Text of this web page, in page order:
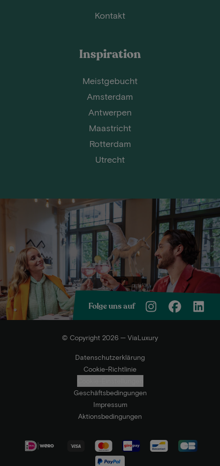
Kontakt
Inspiration
Meistgebucht
Amsterdam
Antwerpen
Maastricht
Rotterdam
Utrecht
Folge uns auf
© Copyright 2026 — ViaLuxury
Datenschutzerklärung
Cookie-Richtlinie
Geschäftsbedingungen
Impressum
Aktionsbedingungen